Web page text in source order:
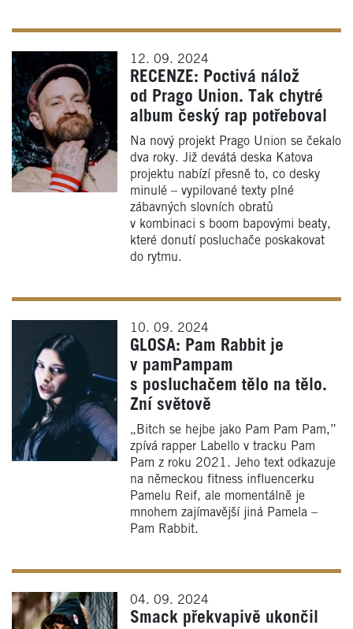
12. 09. 2024
RECENZE: Poctivá nálož
od Prago Union. Tak chytré
album český rap potřeboval
Na nový projekt Prago Union se čekalo
dva roky. Již devátá deska Katova
projektu nabízí přesně to, co desky
minulé – vypilované texty plné
zábavných slovních obratů
v kombinaci s boom bapovými beaty,
které donutí posluchače poskakovat
do rytmu.
10. 09. 2024
GLOSA: Pam Rabbit je
v pamPampam
s posluchačem tělo na tělo.
Zní světově
„Bitch se hejbe jako Pam Pam Pam,”
zpívá rapper Labello v tracku Pam
Pam z roku 2021. Jeho text odkazuje
na německou fitness influencerku
Pamelu Reif, ale momentálně je
mnohem zajímavější jiná Pamela –
Pam Rabbit.
04. 09. 2024
Smack překvapivě ukončil